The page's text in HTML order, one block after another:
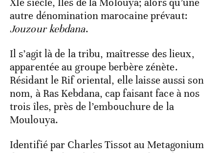
autre dénomination marocaine prévaut:
Jouzour kebdana.
Il s’agit là de la tribu, maîtresse des lieux,
apparentée au groupe berbère zénète.
Résidant le Rif oriental, elle laisse aussi son
nom, à Ras Kebdana, cap faisant face à nos
trois îles, près de l’embouchure de la
Moulouya.
Identifié par Charles Tissot au Metagonium